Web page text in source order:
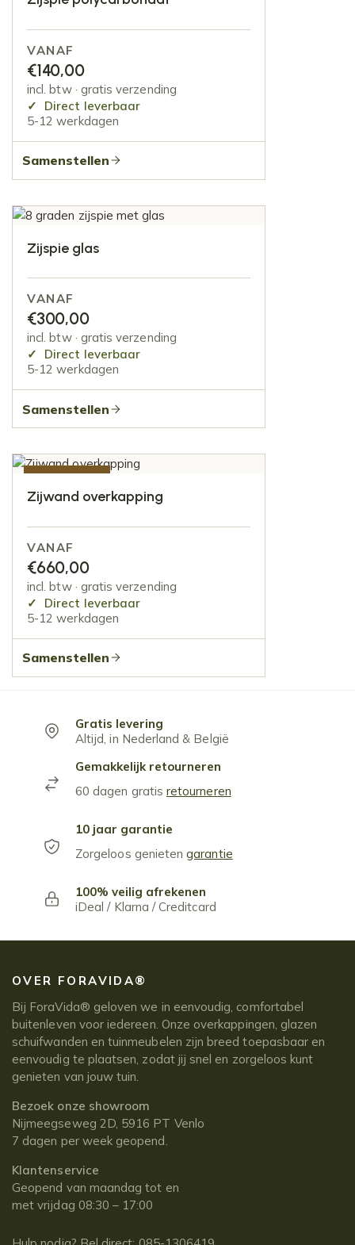
VANAF
€140,00
incl. btw · gratis verzending
Direct leverbaar
5-12 werkdagen
Samenstellen
Zijspie glas
VANAF
€300,00
incl. btw · gratis verzending
Direct leverbaar
5-12 werkdagen
Samenstellen
Zijwand overkapping
VANAF
€660,00
incl. btw · gratis verzending
Direct leverbaar
5-12 werkdagen
Samenstellen
Gratis levering
Altijd, in Nederland & België
Gemakkelijk retourneren
60 dagen gratisretourneren
10 jaar garantie
Zorgeloos genietengarantie
100% veilig afrekenen
iDeal / Klarna / Creditcard
OVER FORAVIDA®
Bij ForaVida® geloven we in eenvoudig, comfortabel
buitenleven voor iedereen. Onze overkappingen, glazen
schuifwanden en tuinmeubelen zijn breed toepasbaar en
eenvoudig te plaatsen, zodat jij snel en zorgeloos kunt
genieten van jouw tuin.
Bezoek onze showroom
Nijmeegseweg 2D, 5916 PT Venlo
7 dagen per week geopend.
Klantenservice
Geopend van maandag tot en
met vrijdag 08:30 – 17:00